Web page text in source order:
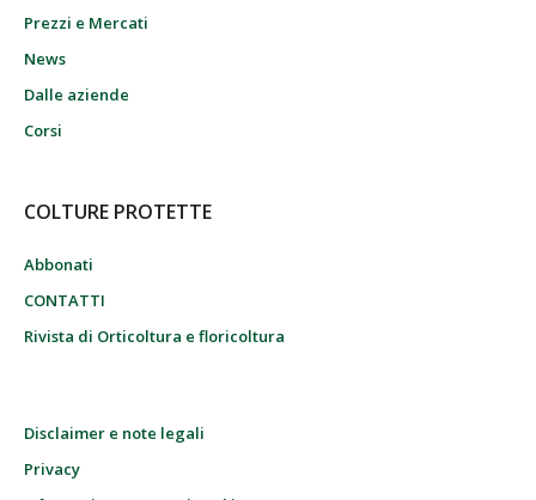
Prezzi e Mercati
News
Dalle aziende
Corsi
COLTURE PROTETTE
Abbonati
CONTATTI
Rivista di Orticoltura e floricoltura
Disclaimer e note legali
Privacy